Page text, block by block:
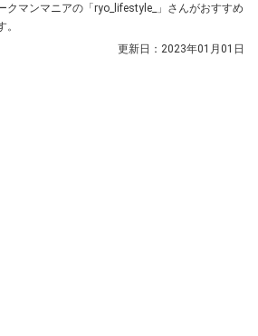
クマンマニアの「ryo_lifestyle_」さんがおすすめ
更新日： 2023年01月01日